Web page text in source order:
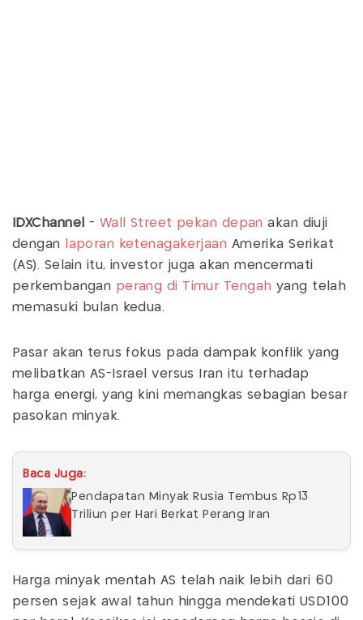
IDXChannel - Wall Street pekan depan akan diuji
dengan
laporan ketenagakerjaan Amerika Serikat
(AS). Selain itu, investor juga akan mencermati
perkembangan perang di Timur Tengah yang telah
memasuki bulan kedua.
Pasar akan terus fokus pada dampak konflik yang
melibatkan AS-Israel versus Iran itu terhadap
harga energi, yang kini memangkas sebagian besar
pasokan minyak.
Baca Juga:
Pendapatan Minyak Rusia Tembus Rp13
Triliun per Hari Berkat Perang Iran
Harga minyak mentah AS telah naik lebih dari 60
persen sejak awal tahun hingga mendekati USD100